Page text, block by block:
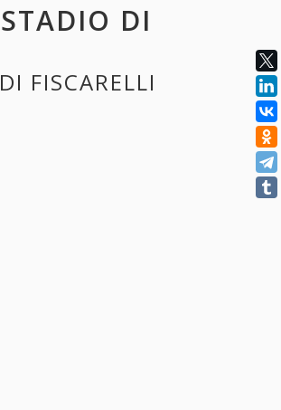
DI
FISCARELLI